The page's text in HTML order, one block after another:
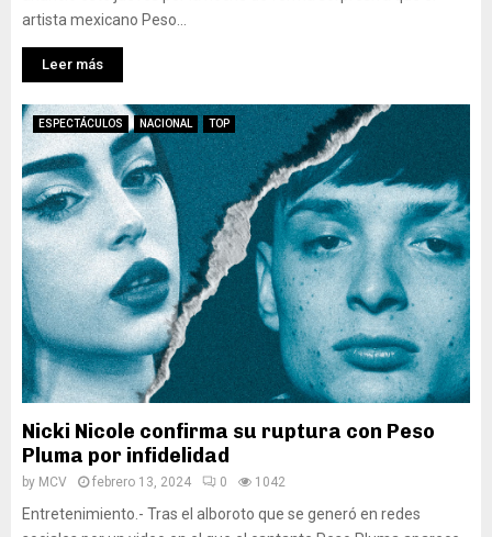
artista mexicano Peso...
Leer más
ESPECTÁCULOS NACIONAL TOP
Nicki Nicole confirma su ruptura con Peso
Pluma por infidelidad
by MCV febrero 13, 2024 0 1042
Entretenimiento.- Tras el alboroto que se generó en redes